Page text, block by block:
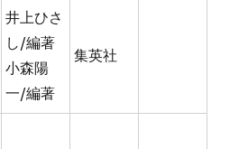
井上ひさ
し/編著
小森陽
一/編著
集英社